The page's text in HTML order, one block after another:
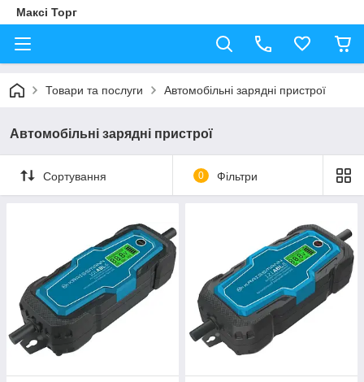
Максі Торг
Товари та послуги Автомобільні зарядні пристрої
Автомобільні зарядні пристрої
Сортування 0 Фільтри